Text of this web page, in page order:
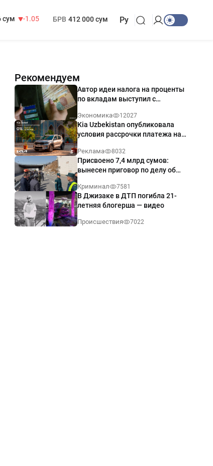
сум
-1.05
БРВ 412 000 сум Ру
Рекомендуем
Автор идеи налога на проценты
по вкладам выступил с
Экономика 12027
Kia Uzbekistan опубликовала
условия рассрочки платежа на
годовых
Реклама 8032
Присвоено 7,4 млрд сумов:
вынесен приговор по делу об
Ташкенте
Криминал 7581
В Джизаке в ДТП погибла 21-
летняя блогерша — видео
Происшествия 7022